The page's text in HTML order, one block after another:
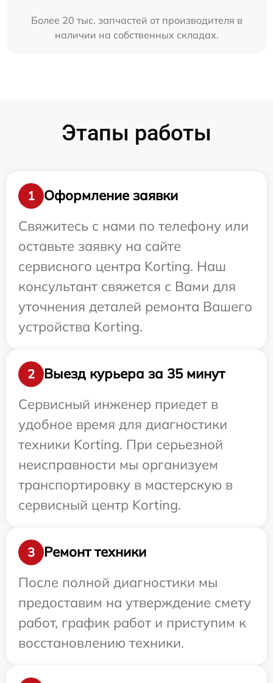
Более 20 тыс. запчастей от производителя в
наличии на собственных складах.
Этапы работы
1
Оформление заявки
Свяжитесь с нами по телефону или
оставьте заявку на сайте
сервисного центра Korting. Наш
консультант свяжется с Вами для
уточнения деталей ремонта Вашего
устройства Korting.
2
Выезд курьера за 35 минут
Сервисный инженер приедет в
удобное время для диагностики
техники Korting. При серьезной
неисправности мы организуем
транспортировку в мастерскую в
сервисный центр Korting.
3
Ремонт техники
После полной диагностики мы
предоставим на утверждение смету
работ, график работ и приступим к
восстановлению техники.